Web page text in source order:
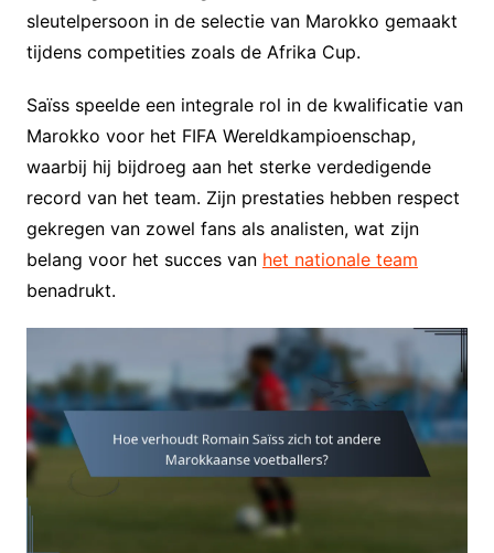
sleutelpersoon in de selectie van Marokko gemaakt
tijdens competities zoals de Afrika Cup.
Saïss speelde een integrale rol in de kwalificatie van
Marokko voor het FIFA Wereldkampioenschap,
waarbij hij bijdroeg aan het sterke verdedigende
record van het team. Zijn prestaties hebben respect
gekregen van zowel fans als analisten, wat zijn
belang voor het succes van het nationale team
benadrukt.